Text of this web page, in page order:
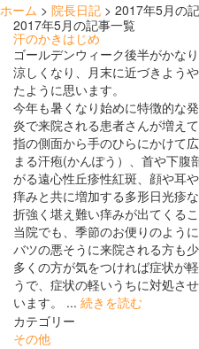
ホーム > 院長日記 > 2017年5月の
2017年5月の記事一覧
汗のかきはじめ
ゴールデンウィーク後半がかな
涼しくなり、月末に近づきよう
たように思います。
今年も暑くなり始めに特徴的な
炎で来院される患者さんが増えて
指の側面から手のひらにかけて
まる汗疱(かんぽう）、首や下腹
がる遠心性丘疹性紅斑、顔や耳
痒みと共に増加する多形日光疹
折強く堪え難い痒みが出てくるこ
当院でも、季節のお便りのよう
バツの悪そうに来院される方も少
多くの方が気をつければ症状が
うで、症状の軽いうちに対処さ
います。 ... 続きを読む
カテゴリー
その他